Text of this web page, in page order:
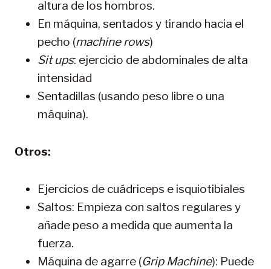
altura de los hombros.
En máquina, sentados y tirando hacia el
pecho (machine rows)
Sit ups: ejercicio de abdominales de alta
intensidad
Sentadillas (usando peso libre o una
máquina).
Otros:
Ejercicios de cuádriceps e isquiotibiales
Saltos: Empieza con saltos regulares y
añade peso a medida que aumenta la
fuerza.
Máquina de agarre (Grip Machine): Puede